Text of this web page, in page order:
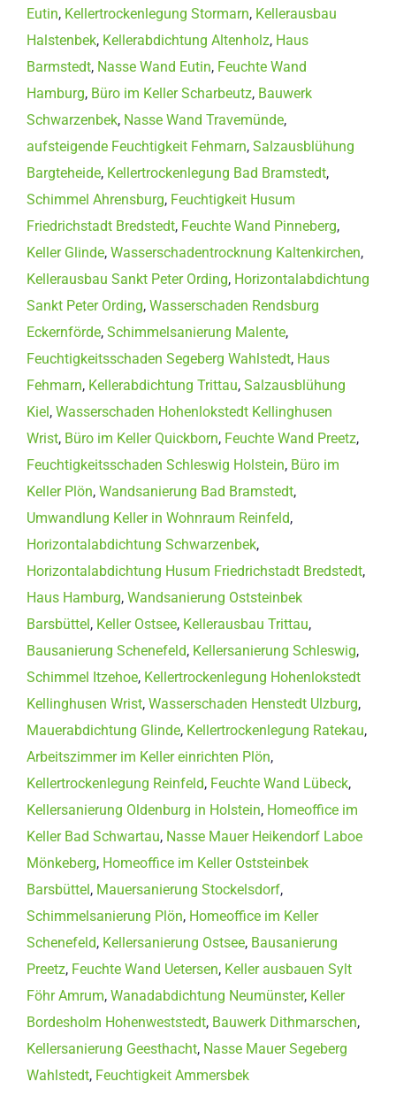
Eutin, Kellertrockenlegung Stormarn, Kellerausbau
Halstenbek, Kellerabdichtung Altenholz, Haus
Barmstedt, Nasse Wand Eutin, Feuchte Wand
Hamburg, Büro im Keller Scharbeutz, Bauwerk
Schwarzenbek, Nasse Wand Travemünde,
aufsteigende Feuchtigkeit Fehmarn, Salzausblühung
Bargteheide, Kellertrockenlegung Bad Bramstedt,
Schimmel Ahrensburg, Feuchtigkeit Husum
Friedrichstadt Bredstedt, Feuchte Wand Pinneberg,
Keller Glinde, Wasserschadentrocknung Kaltenkirchen,
Kellerausbau Sankt Peter Ording, Horizontalabdichtung
Sankt Peter Ording, Wasserschaden Rendsburg
Eckernförde, Schimmelsanierung Malente,
Feuchtigkeitsschaden Segeberg Wahlstedt, Haus
Fehmarn, Kellerabdichtung Trittau, Salzausblühung
Kiel, Wasserschaden Hohenlokstedt Kellinghusen
Wrist, Büro im Keller Quickborn, Feuchte Wand Preetz,
Feuchtigkeitsschaden Schleswig Holstein, Büro im
Keller Plön, Wandsanierung Bad Bramstedt,
Umwandlung Keller in Wohnraum Reinfeld,
Horizontalabdichtung Schwarzenbek,
Horizontalabdichtung Husum Friedrichstadt Bredstedt,
Haus Hamburg, Wandsanierung Oststeinbek
Barsbüttel, Keller Ostsee, Kellerausbau Trittau,
Bausanierung Schenefeld, Kellersanierung Schleswig,
Schimmel Itzehoe, Kellertrockenlegung Hohenlokstedt
Kellinghusen Wrist, Wasserschaden Henstedt Ulzburg,
Mauerabdichtung Glinde, Kellertrockenlegung Ratekau,
Arbeitszimmer im Keller einrichten Plön,
Kellertrockenlegung Reinfeld, Feuchte Wand Lübeck,
Kellersanierung Oldenburg in Holstein, Homeoffice im
Keller Bad Schwartau, Nasse Mauer Heikendorf Laboe
Mönkeberg, Homeoffice im Keller Oststeinbek
Barsbüttel, Mauersanierung Stockelsdorf,
Schimmelsanierung Plön, Homeoffice im Keller
Schenefeld, Kellersanierung Ostsee, Bausanierung
Preetz, Feuchte Wand Uetersen, Keller ausbauen Sylt
Föhr Amrum, Wanadabdichtung Neumünster, Keller
Bordesholm Hohenweststedt, Bauwerk Dithmarschen,
Kellersanierung Geesthacht, Nasse Mauer Segeberg
Wahlstedt, Feuchtigkeit Ammersbek